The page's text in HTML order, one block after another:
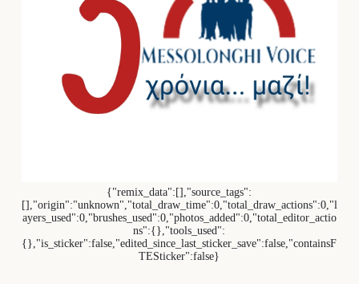
{"remix_data":[],"source_tags":
[],"origin":"unknown","total_draw_time":0,"total_draw_actions":0,"l
ayers_used":0,"brushes_used":0,"photos_added":0,"total_editor_actio
ns":{},"tools_used":
{},"is_sticker":false,"edited_since_last_sticker_save":false,"containsF
TESticker":false}